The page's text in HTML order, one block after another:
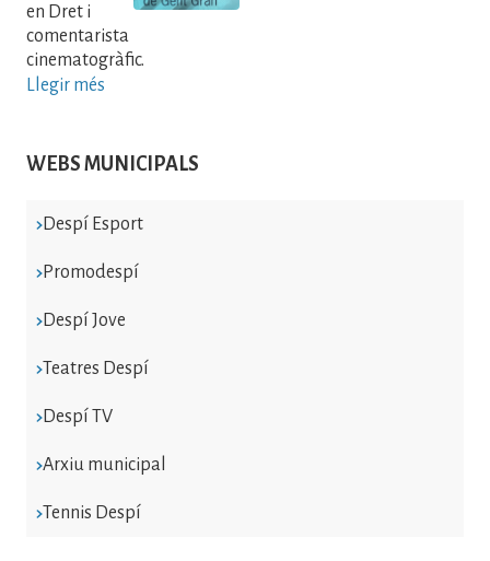
WEBS MUNICIPALS
Despí Esport
Promodespí
Despí Jove
Teatres Despí
Despí TV
Arxiu municipal
Tennis Despí
en Dret i
comentarista
cinematogràfic.
Llegir més